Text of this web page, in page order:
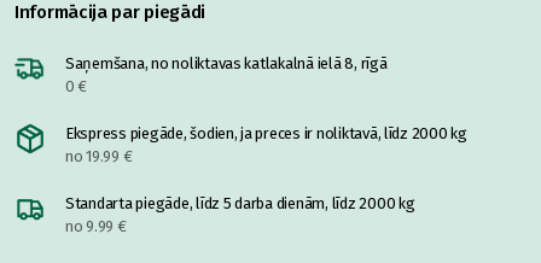
Informācija par piegādi
Saņemšana, no noliktavas katlakalnā ielā 8, rīgā
0 €
Ekspress piegāde, šodien, ja preces ir noliktavā, līdz 2000 kg
no 19.99 €
Standarta piegāde, līdz 5 darba dienām, līdz 2000 kg
no 9.99 €